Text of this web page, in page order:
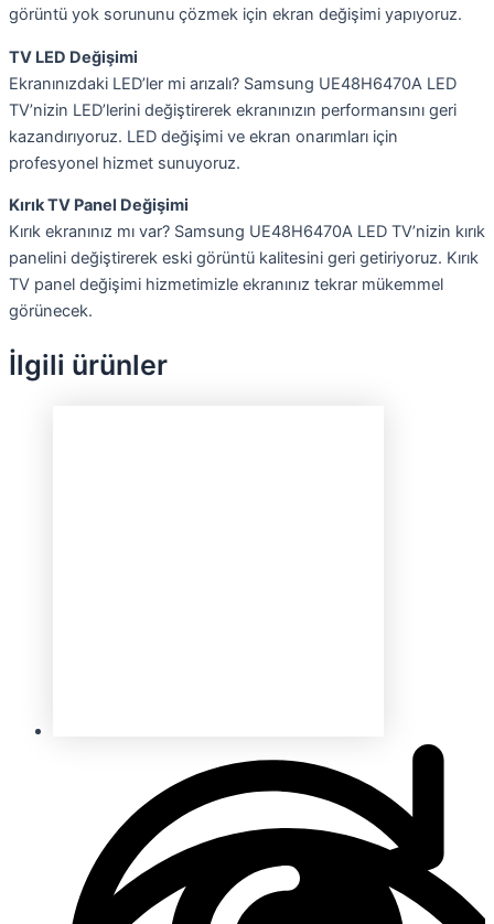
görüntü yok sorununu çözmek için ekran değişimi yapıyoruz.
TV LED Değişimi
Ekranınızdaki LED’ler mi arızalı? Samsung UE48H6470A LED
TV’nizin LED’lerini değiştirerek ekranınızın performansını geri
kazandırıyoruz. LED değişimi ve ekran onarımları için
profesyonel hizmet sunuyoruz.
Kırık TV Panel Değişimi
Kırık ekranınız mı var? Samsung UE48H6470A LED TV’nizin kırık
panelini değiştirerek eski görüntü kalitesini geri getiriyoruz. Kırık
TV panel değişimi hizmetimizle ekranınız tekrar mükemmel
görünecek.
İlgili ürünler